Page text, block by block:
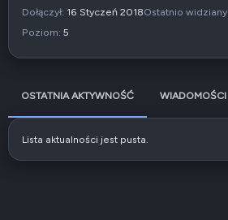
Dołączył 16 Styczeń 2018Ostatnio widziany
Poziom 5
OSTATNIA AKTYWNOŚĆ WIADOMOŚCI
Lista aktualności jest pusta.